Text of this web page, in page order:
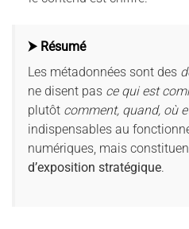
⮞ Résumé
Les métadonnées sont des
ne disent pas ce qui est
plutôt comment, quand, où
indispensables au
numériques, mais
d’exposition stratégique.